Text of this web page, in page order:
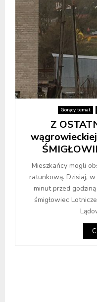
Gorący temat
Z
Mieszkańcy mogli
ratunkową. Dzisiaj,
minut przed
śmigłowiec